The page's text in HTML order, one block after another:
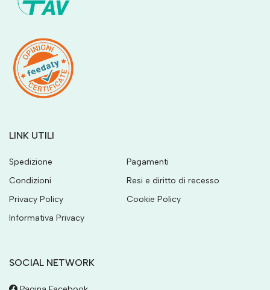
LINK UTILI
Spedizione
Pagamenti
Condizioni
Resi e diritto di recesso
Privacy Policy
Cookie Policy
Informativa Privacy
SOCIAL NETWORK